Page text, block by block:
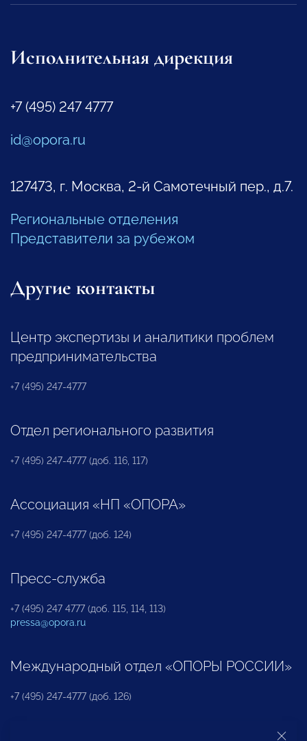
Исполнительная дирекция
+7 (495) 247 4777
id@opora.ru
127473, г. Москва, 2-й Самотечный пер., д.7.
Региональные отделения
Представители за рубежом
Другие контакты
Центр экспертизы и аналитики проблем
предпринимательства
+7 (495) 247-4777
Отдел регионального развития
+7 (495) 247-4777 (доб. 116, 117)
Ассоциация «НП «ОПОРА»
+7 (495) 247-4777 (доб. 124)
Пресс-служба
+7 (495) 247 4777 (доб. 115, 114, 113)
pressa@opora.ru
Международный отдел «ОПОРЫ РОССИИ»
+7 (495) 247-4777 (доб. 126)